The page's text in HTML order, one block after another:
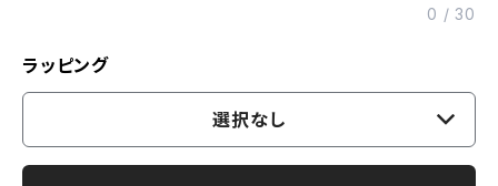
0 /30
ラッピング
選択なし